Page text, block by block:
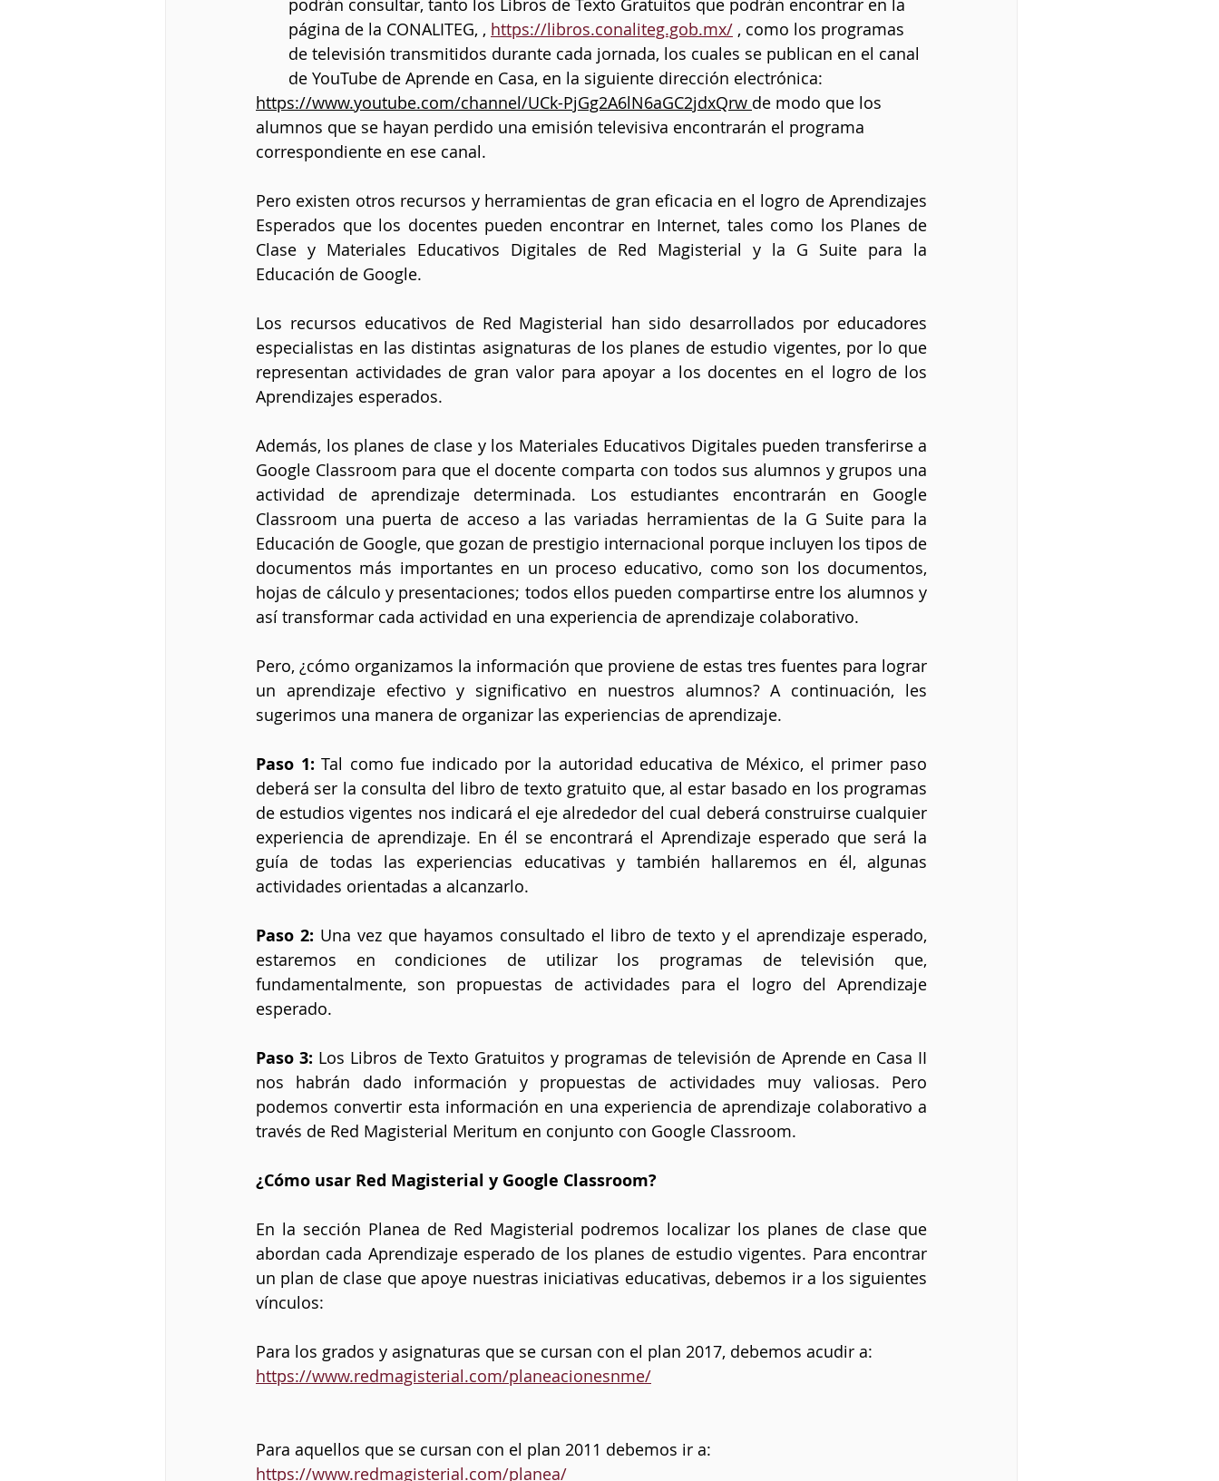
podrán consultar, tanto los Libros de Texto Gratuitos que podrán encontrar en la
página de la CONALITEG, , https://libros.conaliteg.gob.mx/ , como los programas
de televisión transmitidos durante cada jornada, los cuales se publican en el canal
de YouTube de Aprende en Casa, en la siguiente dirección electrónica:
https://www.youtube.com/channel/UCk-PjGg2A6lN6aGC2jdxQrw de modo que los
alumnos que se hayan perdido una emisión televisiva encontrarán el programa
correspondiente en ese canal.
Pero existen otros recursos y herramientas de gran eficacia en el logro de Aprendizajes
Esperados que los docentes pueden encontrar en Internet, tales como los Planes de
Clase y Materiales Educativos Digitales de Red Magisterial y la G Suite para la
Educación de Google.
Los recursos educativos de Red Magisterial han sido desarrollados por educadores
especialistas en las distintas asignaturas de los planes de estudio vigentes, por lo que
representan actividades de gran valor para apoyar a los docentes en el logro de los
Aprendizajes esperados.
Además, los planes de clase y los Materiales Educativos Digitales pueden transferirse a
Google Classroom para que el docente comparta con todos sus alumnos y grupos una
actividad de aprendizaje determinada. Los estudiantes encontrarán en Google
Classroom una puerta de acceso a las variadas herramientas de la G Suite para la
Educación de Google, que gozan de prestigio internacional porque incluyen los tipos de
documentos más importantes en un proceso educativo, como son los documentos,
hojas de cálculo y presentaciones; todos ellos pueden compartirse entre los alumnos y
así transformar cada actividad en una experiencia de aprendizaje colaborativo.
Pero, ¿cómo organizamos la información que proviene de estas tres fuentes para lograr
un aprendizaje efectivo y significativo en nuestros alumnos? A continuación, les
sugerimos una manera de organizar las experiencias de aprendizaje.
Paso 1: Tal como fue indicado por la autoridad educativa de México, el primer paso
deberá ser la consulta del libro de texto gratuito que, al estar basado en los programas
de estudios vigentes nos indicará el eje alrededor del cual deberá construirse cualquier
experiencia de aprendizaje. En él se encontrará el Aprendizaje esperado que será la
guía de todas las experiencias educativas y también hallaremos en él, algunas
actividades orientadas a alcanzarlo.
Paso 2: Una vez que hayamos consultado el libro de texto y el aprendizaje esperado,
estaremos en condiciones de utilizar los programas de televisión que,
fundamentalmente, son propuestas de actividades para el logro del Aprendizaje
esperado.
Paso 3: Los Libros de Texto Gratuitos y programas de televisión de Aprende en Casa II
nos habrán dado información y propuestas de actividades muy valiosas. Pero
podemos convertir esta información en una experiencia de aprendizaje colaborativo a
través de Red Magisterial Meritum en conjunto con Google Classroom.
¿Cómo usar Red Magisterial y Google Classroom?
En la sección Planea de Red Magisterial podremos localizar los planes de clase que
abordan cada Aprendizaje esperado de los planes de estudio vigentes. Para encontrar
un plan de clase que apoye nuestras iniciativas educativas, debemos ir a los siguientes
vínculos:
Para los grados y asignaturas que se cursan con el plan 2017, debemos acudir a:
https://www.redmagisterial.com/planeacionesnme/
Para aquellos que se cursan con el plan 2011 debemos ir a:
https://www.redmagisterial.com/planea/